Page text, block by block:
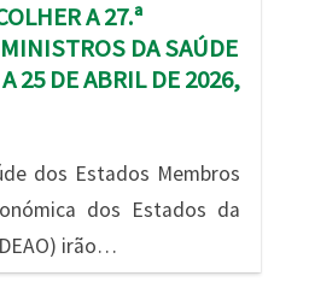
A 27.ª
DA SAÚDE
25 DE ABRIL DE 2026,
dos Estados Membros
dos Estados da
irão…